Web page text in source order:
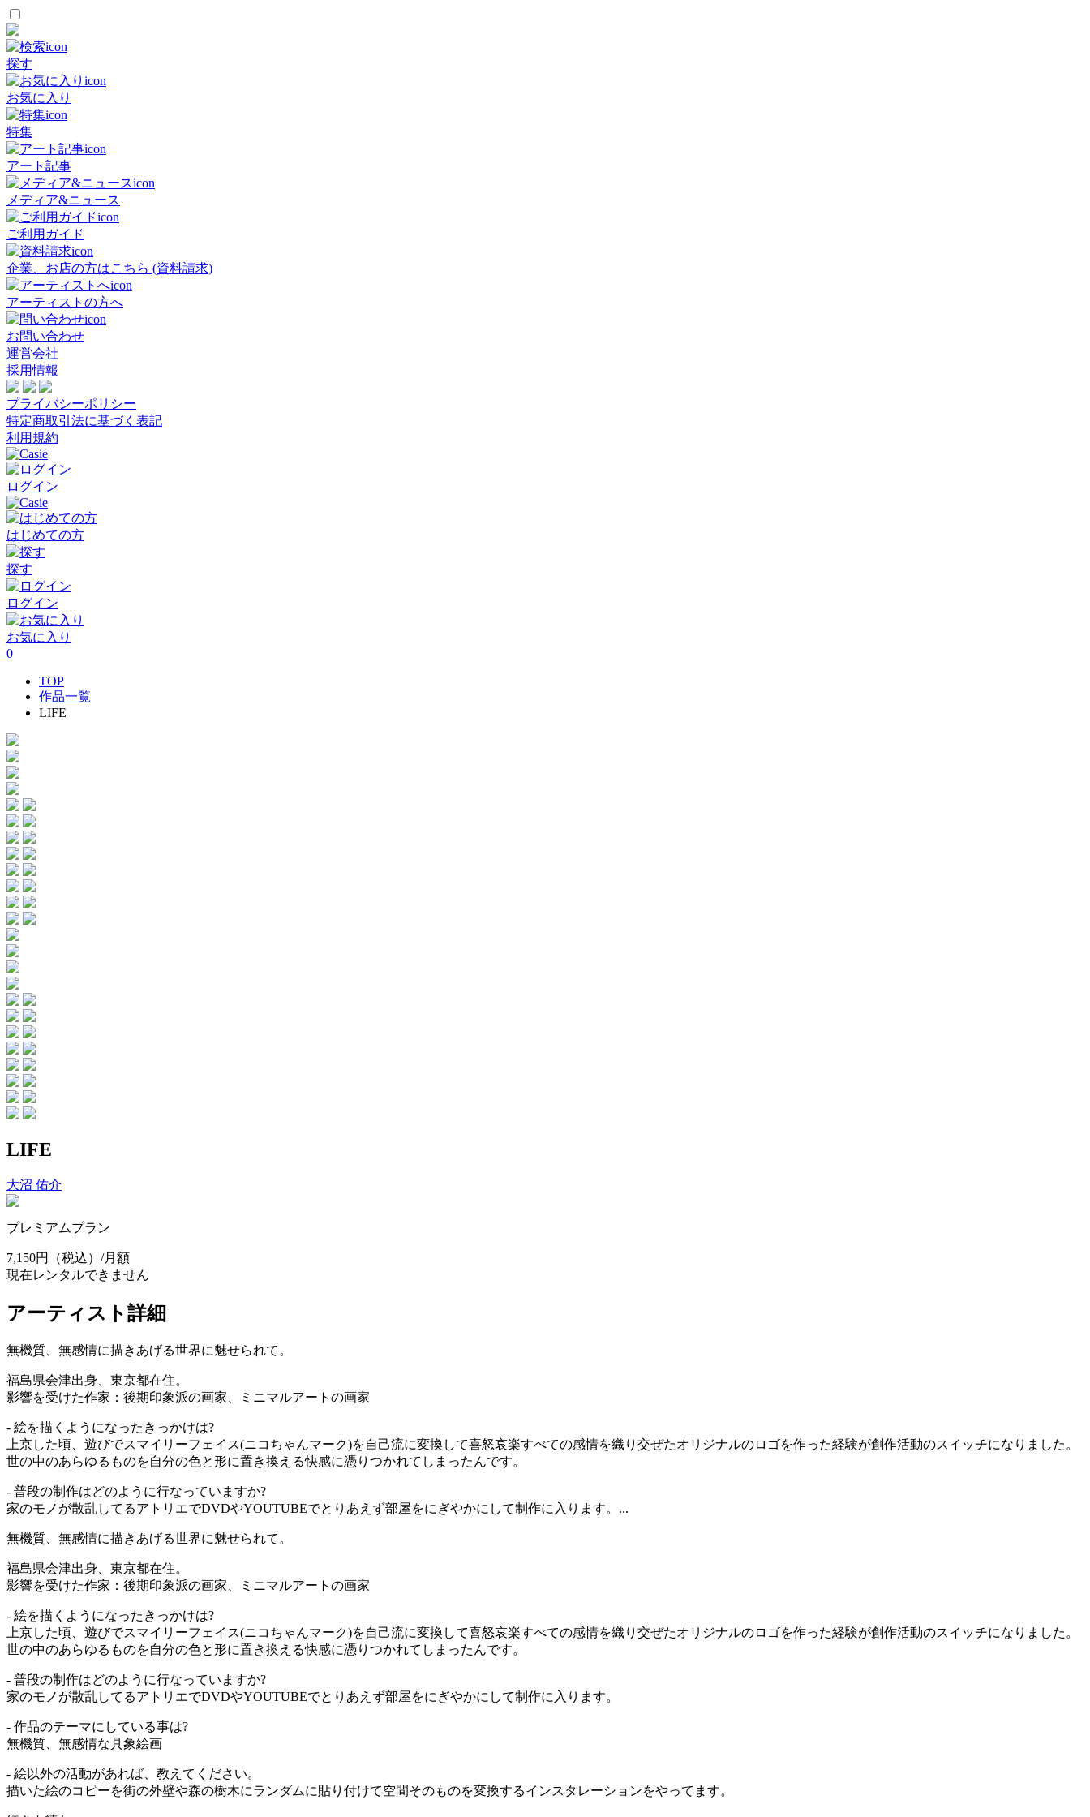
探す
お気に入り
特集
アート記事
メディア&ニュース
ご利用ガイド
企業、お店の方はこちら (資料請求)
アーティストの方へ
お問い合わせ
運営会社
採用情報
プライバシーポリシー
特定商取引法に基づく表記
利用規約
ログイン
はじめての方
探す
ログイン
お気に入り
0
TOP
作品一覧
LIFE
LIFE
大沼 佑介
プレミアムプラン
7,150円
（税込）/月額
現在レンタルできません
アーティスト詳細
無機質、無感情に描きあげる世界に魅せられて。
福島県会津出身、東京都在住。
影響を受けた作家：後期印象派の画家、ミニマルアートの画家
- 絵を描くようになったきっかけは?
上京した頃、遊びでスマイリーフェイス(ニコちゃんマーク)を自己流に変換して喜怒哀楽すべての感情を織り交ぜたオリジナルのロゴを作った経験が創作活動のスイッチになりました。
世の中のあらゆるものを自分の色と形に置き換える快感に憑りつかれてしまったんです。
- 普段の制作はどのように行なっていますか?
家のモノが散乱してるアトリエでDVDやYOUTUBEでとりあえず部屋をにぎやかにして制作に入ります。...
無機質、無感情に描きあげる世界に魅せられて。
福島県会津出身、東京都在住。
影響を受けた作家：後期印象派の画家、ミニマルアートの画家
- 絵を描くようになったきっかけは?
上京した頃、遊びでスマイリーフェイス(ニコちゃんマーク)を自己流に変換して喜怒哀楽すべての感情を織り交ぜたオリジナルのロゴを作った経験が創作活動のスイッチになりました。
世の中のあらゆるものを自分の色と形に置き換える快感に憑りつかれてしまったんです。
- 普段の制作はどのように行なっていますか?
家のモノが散乱してるアトリエでDVDやYOUTUBEでとりあえず部屋をにぎやかにして制作に入ります。
- 作品のテーマにしている事は?
無機質、無感情な具象絵画
- 絵以外の活動があれば、教えてください。
描いた絵のコピーを街の外壁や森の樹木にランダムに貼り付けて空間そのものを変換するインスタレーションをやってます。